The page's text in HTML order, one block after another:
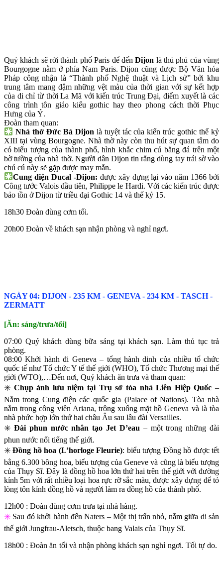
Quý khách sẽ rời thành phố Paris để đến Dijon là thủ phủ của vùng
Bourgogne nằm ở phía Nam Paris. Dijon cũng được Bộ Văn hóa
Pháp công nhận là “Thành phố Nghệ thuật và Lịch sử” bởi khu
trung tâm mang đậm những vệt màu của thời gian với sự kết hợp
của di chỉ từ thời La Mã với kiến trúc Trung Đại, điểm xuyết là các
công trình tôn giáo kiểu gothic hay theo phong cách thời Phục
Hưng của Ý.
Đoàn tham quan:
Nhà thờ Đức Bà Dijon là tuyệt tác của kiến trúc gothic thế kỷ
XIII tại vùng Bourgogne. Nhà thờ này còn thu hút sự quan tâm do
có biểu tượng của thành phố, hình khắc chim cú bằng đá trên một
bờ tường của nhà thờ. Người dân Dijon tin rằng dùng tay trái sờ vào
chú cú này sẽ gặp được may mắn.
Cung điện Ducal -Dijon: được xây dựng lại vào năm 1366 bởi
Công tước Valois đầu tiên, Philippe le Hardi. Với các kiến trúc được
bảo tồn ở Dijon từ triều đại Gothic 14 và thế kỷ 15.
18h30 Đoàn dùng cơm tối.
20h00 Đoàn về khách sạn nhận phòng và nghỉ ngơi.
NGÀY 04: DIJON ‐ 235 KM ‐ GENEVA ‐ 234 KM ‐ TASCH ‐
ZERMATT
[Ăn: sáng/trưa/tối]
07:00 Quý khách dùng bữa sáng tại khách sạn. Làm thủ tục trả
phòng.
08:00 Khởi hành đi Geneva – tổng hành dinh của nhiều tổ chức
quốc tế như Tổ chức Y tế thế giới (WHO), Tổ chức Thương mại thế
giới (WTO),…Đến nơi, Quý khách ăn trưa và tham quan:
✳️ Chụp ảnh lưu niệm tại Trụ sở tòa nhà Liên Hiệp Quốc –
Nằm trong Cung điện các quốc gia (Palace of Nations). Tòa nhà
nằm trong công viên Ariana, trông xuống mặt hồ Geneva và là tòa
nhà phức hợp lớn thứ hai châu Âu sau lâu đài Versailles.
✳️ Đài phun nước nhân tạo Jet D’eau – một trong những đài
phun nước nổi tiếng thế giới.
✳️Đồng hồ hoa (L’horloge Fleurie): biểu tượng Đồng hồ được tết
bằng 6.300 bông hoa, biểu tượng của Geneve và cũng là biểu tượng
của Thụy Sĩ. Đây là đồng hồ hoa lớn thứ hai trên thế giới với đường
kính 5m với rất nhiều loại hoa rực rỡ sắc màu, được xây dựng để tỏ
lòng tôn kính đồng hồ và người làm ra đồng hồ của thành phố.
12h00 : Đoàn dùng cơm trưa tại nhà hàng.
✳️ Sau đó khởi hành đến Naters – Một thị trấn nhỏ, nằm giữa di sản
thế giới Jungfrau-Aletsch, thuộc bang Valais của Thụy Sĩ.
18h00 : Đoàn ăn tối và nhận phòng khách sạn nghỉ ngơi. Tối tự do.